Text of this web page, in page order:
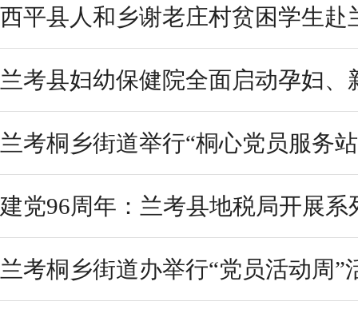
西平县人和乡谢老庄村贫困学生赴
兰考县妇幼保健院全面启动孕妇、
兰考桐乡街道举行“桐心党员服务
建党96周年：兰考县地税局开展系
兰考桐乡街道办举行“党员活动周”